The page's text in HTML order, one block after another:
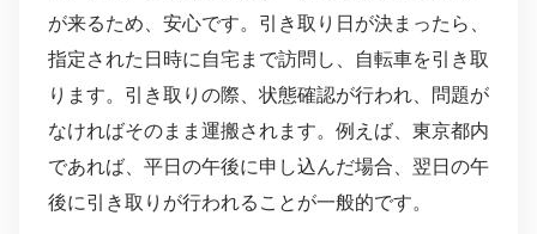
が来るため、安心です。引き取り日が決まったら、
指定された日時に自宅まで訪問し、自転車を引き取
ります。引き取りの際、状態確認が行われ、問題が
なければそのまま運搬されます。例えば、東京都内
であれば、平日の午後に申し込んだ場合、翌日の午
後に引き取りが行われることが一般的です。